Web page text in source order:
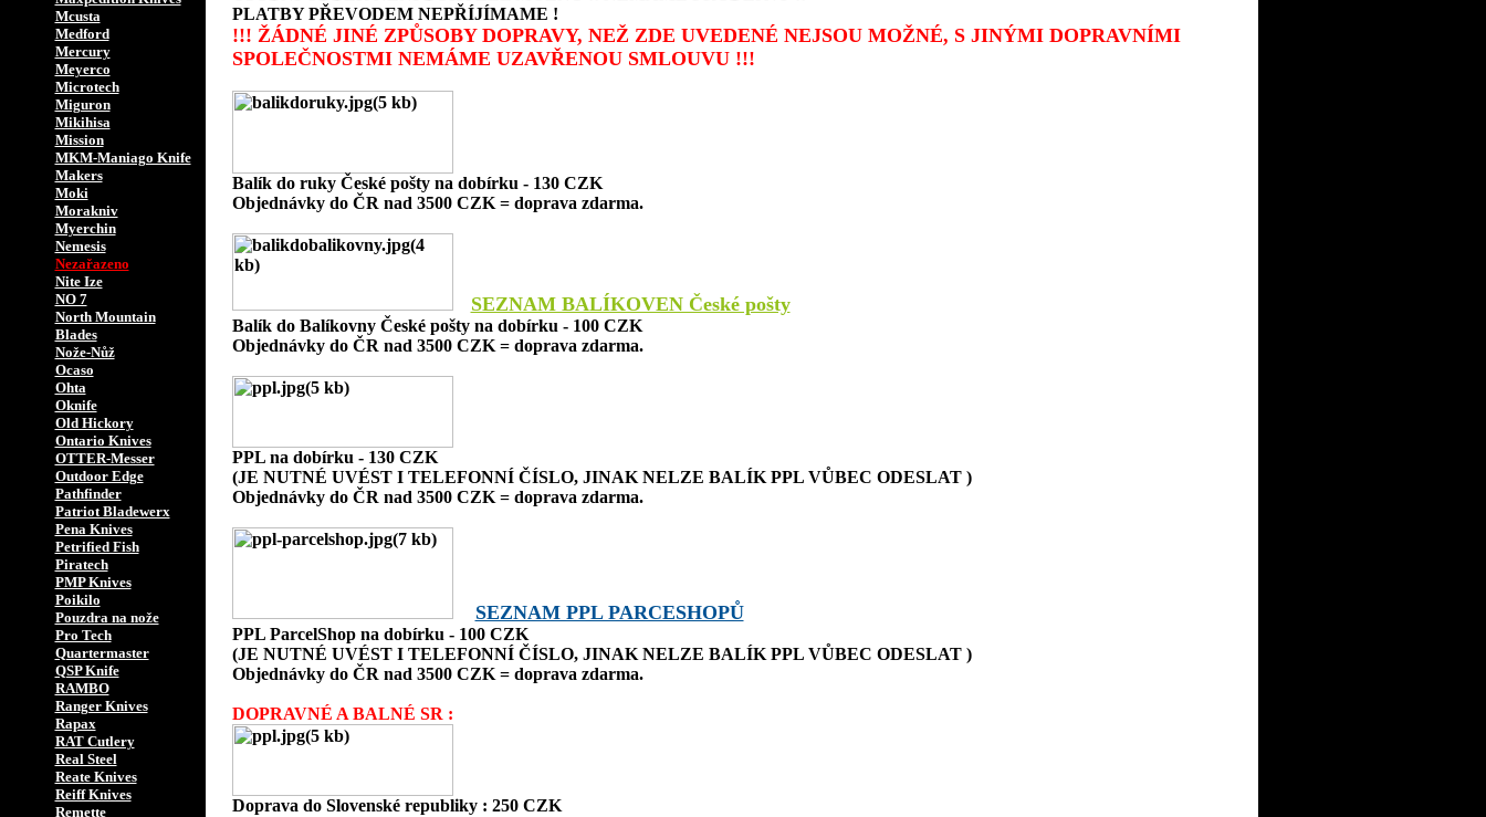
Mcusta
Medford
Mercury
Meyerco
Microtech
Miguron
Mikihisa
Mission
MKM-Maniago Knife
Makers
Moki
Morakniv
Myerchin
Nemesis
Nezařazeno
Nite Ize
NO 7
North Mountain
Blades
Nože-Nůž
Ocaso
Ohta
Oknife
Old Hickory
Ontario Knives
OTTER-Messer
Outdoor Edge
Pathfinder
Patriot Bladewerx
Pena Knives
Petrified Fish
Piratech
PMP Knives
Poikilo
Pouzdra na nože
Pro Tech
Quartermaster
QSP Knife
RAMBO
Ranger Knives
Rapax
RAT Cutlery
Real Steel
Reate Knives
Reiff Knives
Remette
PLATBY PŘEVODEM NEPŘÍJÍMAME !
!!! ŽÁDNÉ JINÉ ZPŮSOBY DOPRAVY, NEŽ ZDE UVEDENÉ NEJSOU MOŽNÉ, S JINÝMI DOPRAVNÍMI
SPOLEČNOSTMI NEMÁME UZAVŘENOU SMLOUVU !!!
Balík do ruky České pošty na dobírku - 130 CZK
Objednávky do ČR nad 3500 CZK = doprava zdarma.
SEZNAM BALÍKOVEN České pošty
Balík do Balíkovny České pošty na dobírku - 100 CZK
Objednávky do ČR nad 3500 CZK = doprava zdarma.
PPL na dobírku - 130 CZK
(JE NUTNÉ UVÉST I TELEFONNÍ ČÍSLO, JINAK NELZE BALÍK PPL VŮBEC ODESLAT )
Objednávky do ČR nad 3500 CZK = doprava zdarma.
SEZNAM PPL PARCESHOPŮ
PPL ParcelShop na dobírku - 100 CZK
(JE NUTNÉ UVÉST I TELEFONNÍ ČÍSLO, JINAK NELZE BALÍK PPL VŮBEC ODESLAT )
Objednávky do ČR nad 3500 CZK = doprava zdarma.
DOPRAVNÉ A BALNÉ SR :
Doprava do Slovenské republiky : 250 CZK